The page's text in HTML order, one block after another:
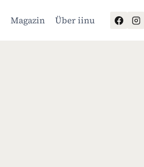
Magazin Über iinu